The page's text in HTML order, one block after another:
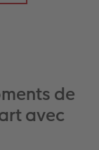
en ligne
de
avec